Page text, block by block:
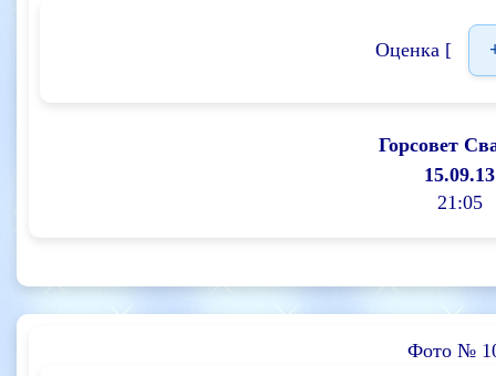
Оценка [
Горсовет
15.09.13
21:05
Фото №